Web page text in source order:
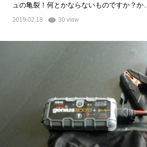
ュの亀裂！何とかならないものですか？か…
2019.02.18 30 view